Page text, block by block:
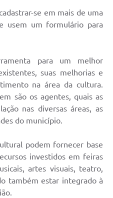
se em mais de uma
usem um formulário para
para um melhor
suas melhorias e
na área da cultura.
são os agentes, quais as
nas diversas áreas, as
do município.
podem fornecer base
investidos em feiras
artes visuais, teatro,
também estar integrado à